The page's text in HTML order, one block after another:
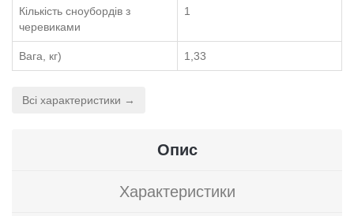
Кількість сноубордів з
черевиками
1
Вага, кг) 1,33
Всі характеристики →
Опис
Характеристики